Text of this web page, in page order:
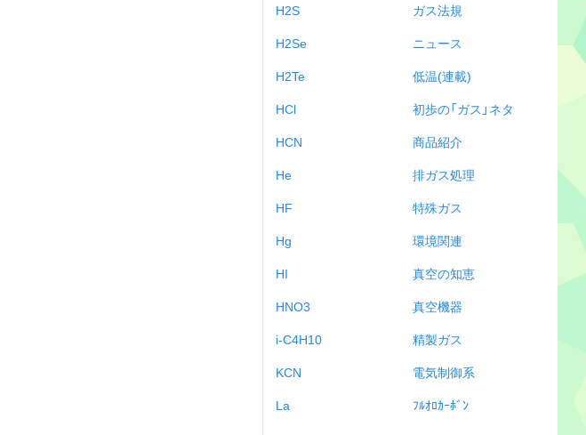
H2S
H2Se
H2Te
HCl
HCN
He
HF
Hg
HI
HNO3
i-C4H10
KCN
La
ガス法規
ニュース
低温(連載)
初歩の「ガス」ネタ
商品紹介
排ガス処理
特殊ガス
環境関連
真空の知恵
真空機器
精製ガス
電気制御系
ﾌﾙｵﾛｶｰﾎﾞﾝ